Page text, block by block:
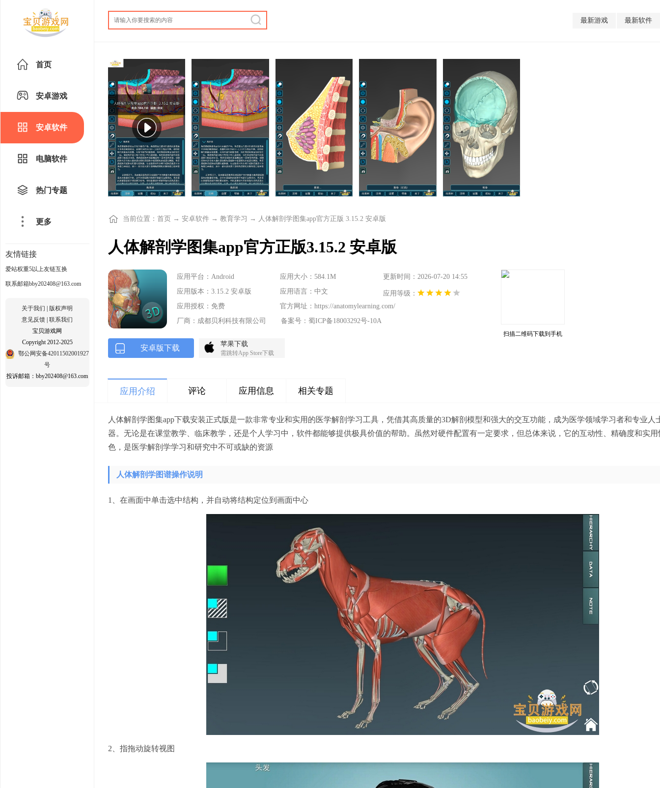
最新游戏 最新软件
首页
安卓游戏
安卓软件
电脑软件
热门专题
更多
友情链接
爱站权重5以上友链互换
联系邮箱bby202408@163.com
关于我们 | 版权声明
意见反馈 | 联系我们
宝贝游戏网
Copyright 2012-2025
鄂公网安备42011502001927
号
投诉邮箱：bby202408@163.com
当前位置： 首页 → 安卓软件 → 教育学习 → 人体解剖学图集app官方正版 3.15.2 安卓版
人体解剖学图集app官方正版3.15.2 安卓版
应用平台：Android 应用大小：584.1M
更新时间：2026-07-20 14:55
应用版本：3.15.2 安卓版
应用语言：中文
应用等级：
应用授权：免费
官方网址： https://anatomylearning.com/
厂商：成都贝利科技有限公司
备案号：蜀ICP备18003292号-10A
扫描二维码下载到手机
安卓版下载 苹果下载
需跳转App Store下载
应用介绍 评论 应用信息 相关专题
人体解剖学图集app下载安装正式版是一款非常专业和实用的医学解剖学习工具，凭借其高质量的3D解剖模型和强大的交互功能，成为医学领域学习者和专业人
器。无论是在课堂教学、临床教学，还是个人学习中，软件都能够提供极具价值的帮助。虽然对硬件配置有一定要求，但总体来说，它的互动性、精确度和实
色，是医学解剖学学习和研究中不可或缺的资源
人体解剖学图谱操作说明
1、在画面中单击选中结构，并自动将结构定位到画面中心
2、指拖动旋转视图